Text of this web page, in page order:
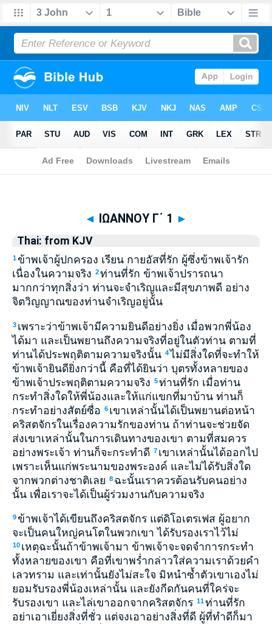
Biblia> Thai: from KJV > ΙΩΑΝΝΟΥ Γ΄ 1
◄ ΙΩΑΝΝΟΥ Γ΄ 1 ►
Thai: from KJV
1 ข้าพเจ้าผู้ปกครอง เรียน กายอัสที่รัก ผู้ซึ่งข้าพเจ้ารัก
เนื่องในความจริง 2ท่านที่รัก ข้าพเจ้าปรารถนา
มากกว่าทุกสิ่งว่า ท่านจะจำเริญและมีสุขภาพดี อย่าง
จิตวิญญาณของท่านจำเริญอยู่นั้น
3 เพราะว่าข้าพเจ้ามีความยินดีอย่างยิ่ง เมื่อพวกพี่น้อง
ได้มา และเป็นพยานถึงความจริงที่อยู่ในตัวท่าน ตามที่
ท่านได้ประพฤติตามความจริงนั้น 4ไม่มีสิ่งใดที่จะทำให้
ข้าพเจ้ายินดียิ่งกว่านี้ คือที่ได้ยินว่า บุตรทั้งหลายของ
ข้าพเจ้าประพฤติตามความจริง 5ท่านที่รัก เมื่อท่าน
กระทำสิ่งใดให้พี่น้องและให้แก่แขกที่มาบ้าน ท่านก็
กระทำอย่างสัตย์ซื่อ
6 เขาเหล่านั้นได้เป็นพยานต่อหน้า
คริสตจักรในเรื่องความรักของท่าน ถ้าท่านจะช่วยจัด
ส่งเขาเหล่านั้นในการเดินทางของเขา ตามที่สมควร
อย่างพระเจ้า ท่านก็จะกระทำดี 7 เขาเหล่านั้นได้ออกไป
เพราะเห็นแก่พระนามของพระองค์ และไม่ได้รับสิ่งใด
จากพวกต่างชาติเลย 8 ฉะนั้นเราควรต้อนรับคนอย่าง
นั้น เพื่อเราจะได้เป็นผู้ร่วมงานกับความจริง
9 ข้าพเจ้าได้เขียนถึงคริสตจักร แต่ดิโอเตรเฟส ผู้อยาก
จะเป็นคนใหญ่คนโตในพวกเขา ได้รับรองเราไว้ไม่
10 เหตุฉะนั้นถ้าข้าพเจ้ามา ข้าพเจ้าจะจดจำการกระทำ
ทั้งหลายของเขา คือที่เขาพร่ำกล่าวใส่ความเราด้วยคำ
เลวทราม และเท่านั้นยังไม่สะใจ มิหนำซ้ำตัวเขาเองไม่
ยอมรับรองพี่น้องเหล่านั้น และยังกีดกันคนที่ใคร่จะ
รับรองเขา และไล่เขาออกจากคริสตจักร 11ท่านที่รัก
อย่าเอาเยี่ยงสิ่งที่ชั่ว แต่จงเอาอย่างสิ่งที่ดี ผู้ที่ทำดีก็มา